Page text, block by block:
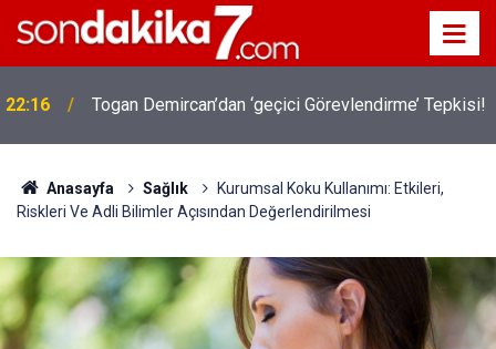
Togan Demircan’dan ‘geçici Görevlendirme’ Tepkisi!
19:32 Sıcak Havalarda Ödem Şikayetini Hafife Almayın!
Anasayfa Sağlık
Kurumsal Koku Kullanımı: Etkileri,
Riskleri Ve Adli Bilimler Açısından Değerlendirilmesi